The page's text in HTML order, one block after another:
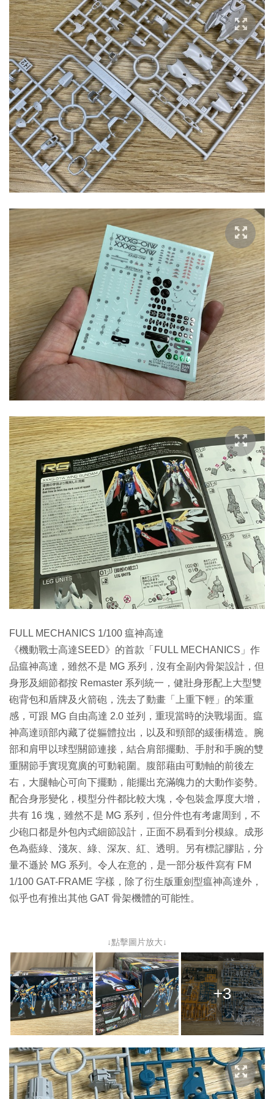
FULL MECHANICS 1/100 瘟神高達
《機動戰士高達SEED》的首款「FULL MECHANICS」作
品瘟神高達，雖然不是 MG 系列，沒有全副內骨架設計，但
身形及細節都按 Remaster 系列統一，健壯身形配上大型雙
砲背包和盾牌及火箭砲，洗去了動畫「上重下輕」的笨重
感，可跟 MG 自由高達 2.0 並列，重現當時的決戰場面。瘟
神高達頭部內藏了從軀體拉出，以及和頸部的緩衝構造。腕
部和肩甲以球型關節連接，結合肩部擺動、手肘和手腕的雙
重關節手實現寬廣的可動範圍。腹部藉由可動軸的前後左
右，大腿軸心可向下擺動，能擺出充滿魄力的大動作姿勢。
配合身形變化，模型分件都比較大塊，令包裝盒厚度大增，
共有 16 塊，雖然不是 MG 系列，但分件也有考慮周到，不
少砲口都是外包內式細節設計，正面不易看到分模線。成形
色為藍綠、淺灰、綠、深灰、紅、透明。另有標記膠貼，分
量不遜於 MG 系列。令人在意的，是一部分板件寫有 FM
1/100 GAT-FRAME 字樣，除了衍生版重劍型瘟神高達外，
似乎也有推出其他 GAT 骨架機體的可能性。
↓點擊圖片放大↓
+3